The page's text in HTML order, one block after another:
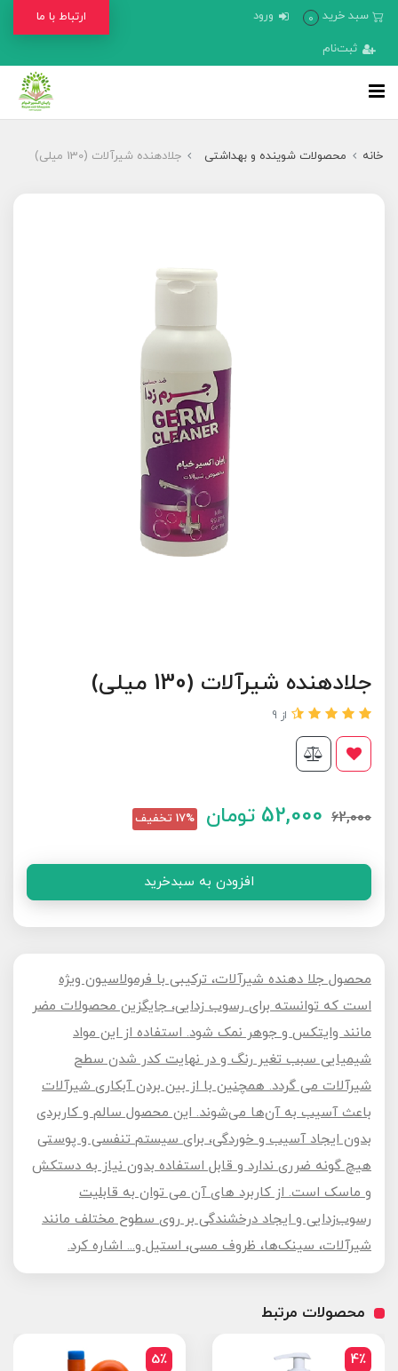
سبد خرید 0 ورود
ثبت‌نام
ارتباط با ما
خانه محصولات شوینده و بهداشتی جلادهنده شیرآلات (130 میلی)
جلادهنده شیرآلات (130 میلی)
از 9
62,000
52,000 تومان 17% تخفیف
افزودن به سبدخرید
محصول جلا دهنده شیرآلات، ترکیبی با فرمولاسیون ویژه
است که توانسته برای رسوب زدایی، جایگزین محصولات مضر
مانند وایتکس و جوهر نمک شود. استفاده از این مواد
شیمیایی سبب تغیر رنگ و در نهایت کدر شدن سطح
شیرآلات می گردد. همچنین با از بین بردن آبکاری شیرآلات
باعث آسیب به آن‌ها می‌شوند. این محصول سالم و کاربردی
بدون ایجاد آسیب و خوردگی، برای سیستم تنفسی و پوستی
هیچ گونه ضرری ندارد و قابل استفاده بدون نیاز به دستکش
و ماسک است. از کاربرد های آن می توان به قابلیت
رسوب‌زدایی و ایجاد درخشندگی بر روی سطوح مختلف مانند
شیرآلات، سینک‌ها، ظروف مسی، استیل و... اشاره کرد.
محصولات مرتبط
4٪ 5٪